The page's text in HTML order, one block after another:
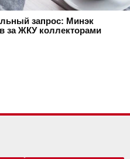
запрос: Минэк
за ЖКУ коллекторами